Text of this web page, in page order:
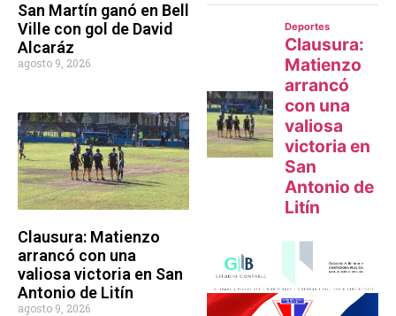
San Martín ganó en Bell
Ville con gol de David
Alcaráz
agosto 9, 2026
Clausura: Matienzo
arrancó con una
valiosa victoria en San
Antonio de Litín
agosto 9, 2026